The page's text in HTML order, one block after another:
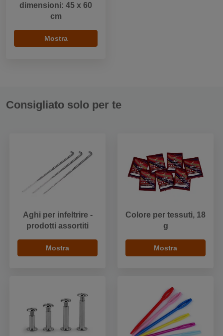
dimensioni: 45 x 60
cm
Mostra
Consigliato solo per te
Aghi per infeltrire -
prodotti assortiti
Mostra
Colore per tessuti, 18
g
Mostra